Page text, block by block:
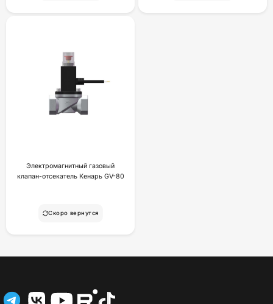
Электромагнитный газовый
клапан-отсекатель Кенарь GV-80
Скоро вернутся